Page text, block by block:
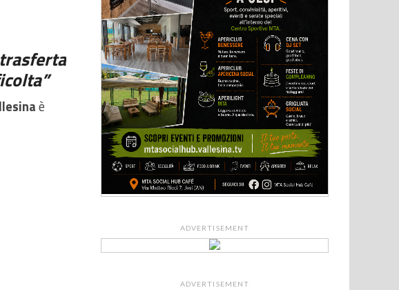
è
ADVERTISEMENT
ADVERTISEMENT